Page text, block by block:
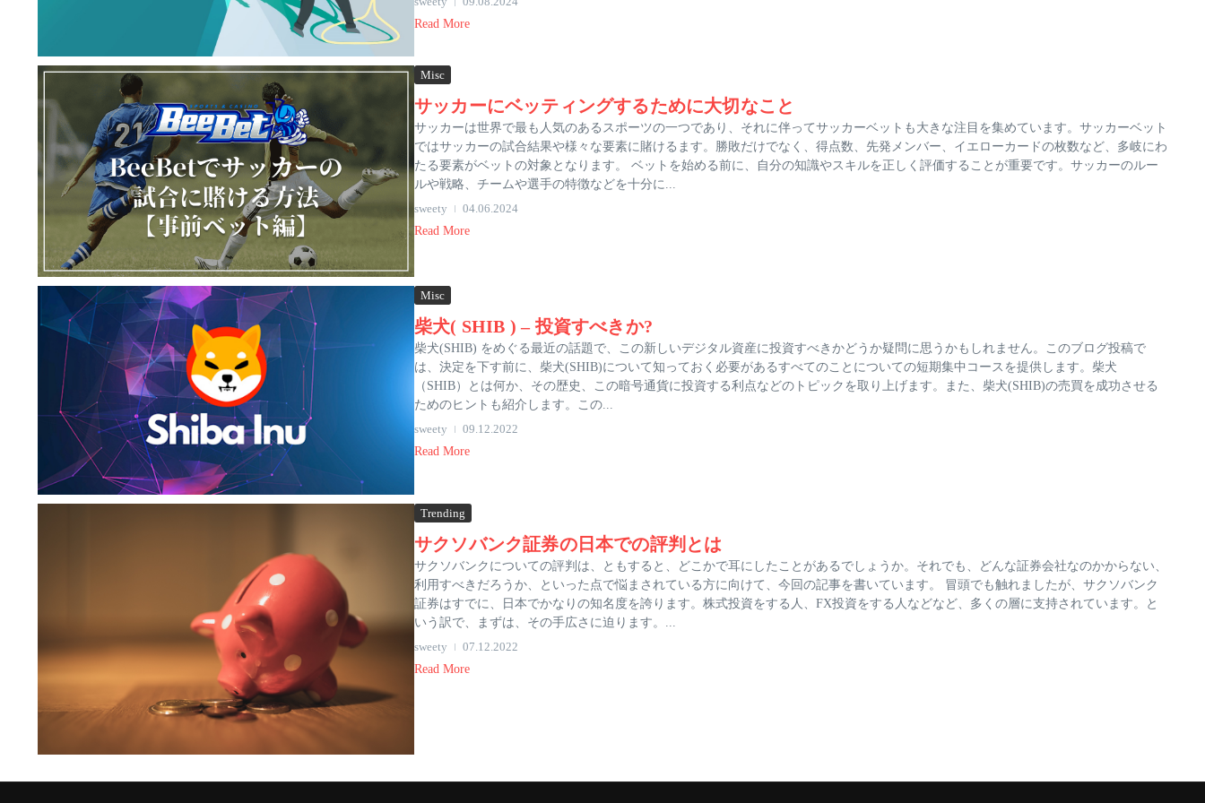
Read More
Misc
サッカーにベッティングするために大切なこと
サッカーは世界で最も人気のあるスポーツの一つであり、それに伴ってサッカーベットも大きな注目を集めています。サッカーベット
ではサッカーの試合結果や様々な要素に賭けるます。勝敗だけでなく、得点数、先発メンバー、イエローカードの枚数など、多岐にわ
たる要素がベットの対象となります。 ベットを始める前に、自分の知識やスキルを正しく評価することが重要です。サッカーのルー
ルや戦略、チームや選手の特徴などを十分に...
sweety
04.06.2024
Read More
Misc
柴犬( SHIB ) – 投資すべきか?
柴犬(SHIB) をめぐる最近の話題で、この新しいデジタル資産に投資すべきかどうか疑問に思うかもしれません。このブログ投稿で
は、決定を下す前に、柴犬(SHIB)について知っておく必要があるすべてのことについての短期集中コースを提供します。柴犬
（SHIB）とは何か、その歴史、この暗号通貨に投資する利点などのトピックを取り上げます。また、柴犬(SHIB)の売買を成功させる
ためのヒントも紹介します。この...
sweety
09.12.2022
Read More
Trending
サクソバンク証券の日本での評判とは
サクソバンクについての評判は、ともすると、どこかで耳にしたことがあるでしょうか。それでも、どんな証券会社なのかからない、
利用すべきだろうか、といった点で悩まされている方に向けて、今回の記事を書いています。 冒頭でも触れましたが、サクソバンク
証券はすでに、日本でかなりの知名度を誇ります。株式投資をする人、FX投資をする人などなど、多くの層に支持されています。と
いう訳で、まずは、その手広さに迫ります。...
sweety
07.12.2022
Read More